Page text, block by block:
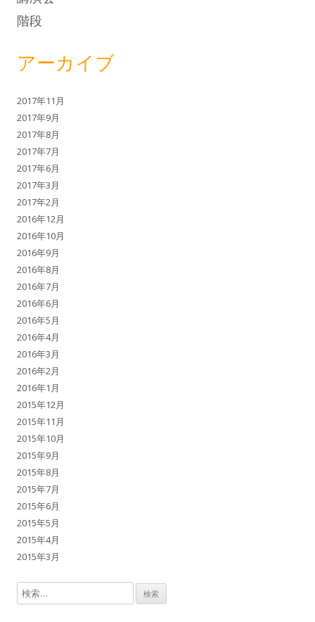
階段
アーカイブ
2017年11月
2017年9月
2017年8月
2017年7月
2017年6月
2017年3月
2017年2月
2016年12月
2016年10月
2016年9月
2016年8月
2016年7月
2016年6月
2016年5月
2016年4月
2016年3月
2016年2月
2016年1月
2015年12月
2015年11月
2015年10月
2015年9月
2015年8月
2015年7月
2015年6月
2015年5月
2015年4月
2015年3月
検索: